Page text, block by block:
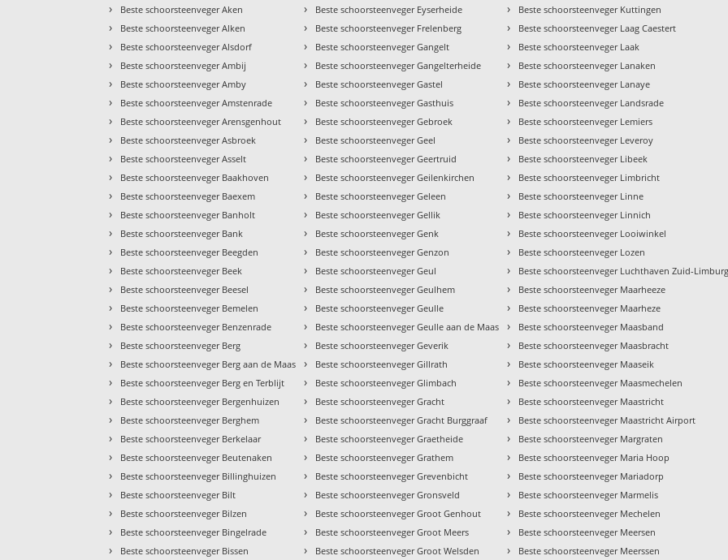
› Beste schoorsteenveger Aken
› Beste schoorsteenveger Alken
› Beste schoorsteenveger Alsdorf
› Beste schoorsteenveger Ambij
› Beste schoorsteenveger Amby
› Beste schoorsteenveger Amstenrade
› Beste schoorsteenveger Arensgenhout
› Beste schoorsteenveger Asbroek
› Beste schoorsteenveger Asselt
› Beste schoorsteenveger Baakhoven
› Beste schoorsteenveger Baexem
› Beste schoorsteenveger Banholt
› Beste schoorsteenveger Bank
› Beste schoorsteenveger Beegden
› Beste schoorsteenveger Beek
› Beste schoorsteenveger Beesel
› Beste schoorsteenveger Bemelen
› Beste schoorsteenveger Benzenrade
› Beste schoorsteenveger Berg
› Beste schoorsteenveger Berg aan de Maas
› Beste schoorsteenveger Berg en Terblijt
› Beste schoorsteenveger Bergenhuizen
› Beste schoorsteenveger Berghem
› Beste schoorsteenveger Berkelaar
› Beste schoorsteenveger Beutenaken
› Beste schoorsteenveger Billinghuizen
› Beste schoorsteenveger Bilt
› Beste schoorsteenveger Bilzen
› Beste schoorsteenveger Bingelrade
› Beste schoorsteenveger Bissen
› Beste schoorsteenveger Eyserheide
› Beste schoorsteenveger Frelenberg
› Beste schoorsteenveger Gangelt
› Beste schoorsteenveger Gangelterheide
› Beste schoorsteenveger Gastel
› Beste schoorsteenveger Gasthuis
› Beste schoorsteenveger Gebroek
› Beste schoorsteenveger Geel
› Beste schoorsteenveger Geertruid
› Beste schoorsteenveger Geilenkirchen
› Beste schoorsteenveger Geleen
› Beste schoorsteenveger Gellik
› Beste schoorsteenveger Genk
› Beste schoorsteenveger Genzon
› Beste schoorsteenveger Geul
› Beste schoorsteenveger Geulhem
› Beste schoorsteenveger Geulle
› Beste schoorsteenveger Geulle aan de Maas
› Beste schoorsteenveger Geverik
› Beste schoorsteenveger Gillrath
› Beste schoorsteenveger Glimbach
› Beste schoorsteenveger Gracht
› Beste schoorsteenveger Gracht Burggraaf
› Beste schoorsteenveger Graetheide
› Beste schoorsteenveger Grathem
› Beste schoorsteenveger Grevenbicht
› Beste schoorsteenveger Gronsveld
› Beste schoorsteenveger Groot Genhout
› Beste schoorsteenveger Groot Meers
› Beste schoorsteenveger Groot Welsden
› Beste schoorsteenveger Kuttingen
› Beste schoorsteenveger Laag Caestert
› Beste schoorsteenveger Laak
› Beste schoorsteenveger Lanaken
› Beste schoorsteenveger Lanaye
› Beste schoorsteenveger Landsrade
› Beste schoorsteenveger Lemiers
› Beste schoorsteenveger Leveroy
› Beste schoorsteenveger Libeek
› Beste schoorsteenveger Limbricht
› Beste schoorsteenveger Linne
› Beste schoorsteenveger Linnich
› Beste schoorsteenveger Looiwinkel
› Beste schoorsteenveger Lozen
› Beste schoorsteenveger Luchthaven Zuid-
› Beste schoorsteenveger Maarheeze
› Beste schoorsteenveger Maarheze
› Beste schoorsteenveger Maasband
› Beste schoorsteenveger Maasbracht
› Beste schoorsteenveger Maaseik
› Beste schoorsteenveger Maasmechelen
› Beste schoorsteenveger Maastricht
› Beste schoorsteenveger Maastricht Airport
› Beste schoorsteenveger Margraten
› Beste schoorsteenveger Maria Hoop
› Beste schoorsteenveger Mariadorp
› Beste schoorsteenveger Marmelis
› Beste schoorsteenveger Mechelen
› Beste schoorsteenveger Meersen
› Beste schoorsteenveger Meerssen